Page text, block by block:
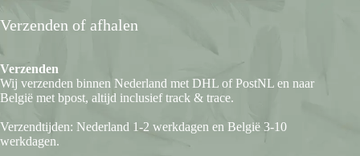
Verzenden of afhalen
Verzenden
Wij verzenden binnen Nederland met DHL of PostNL en naar
België met bpost, altijd inclusief track & trace.
Verzendtijden: Nederland 1-2 werkdagen en België 3-10
werkdagen.